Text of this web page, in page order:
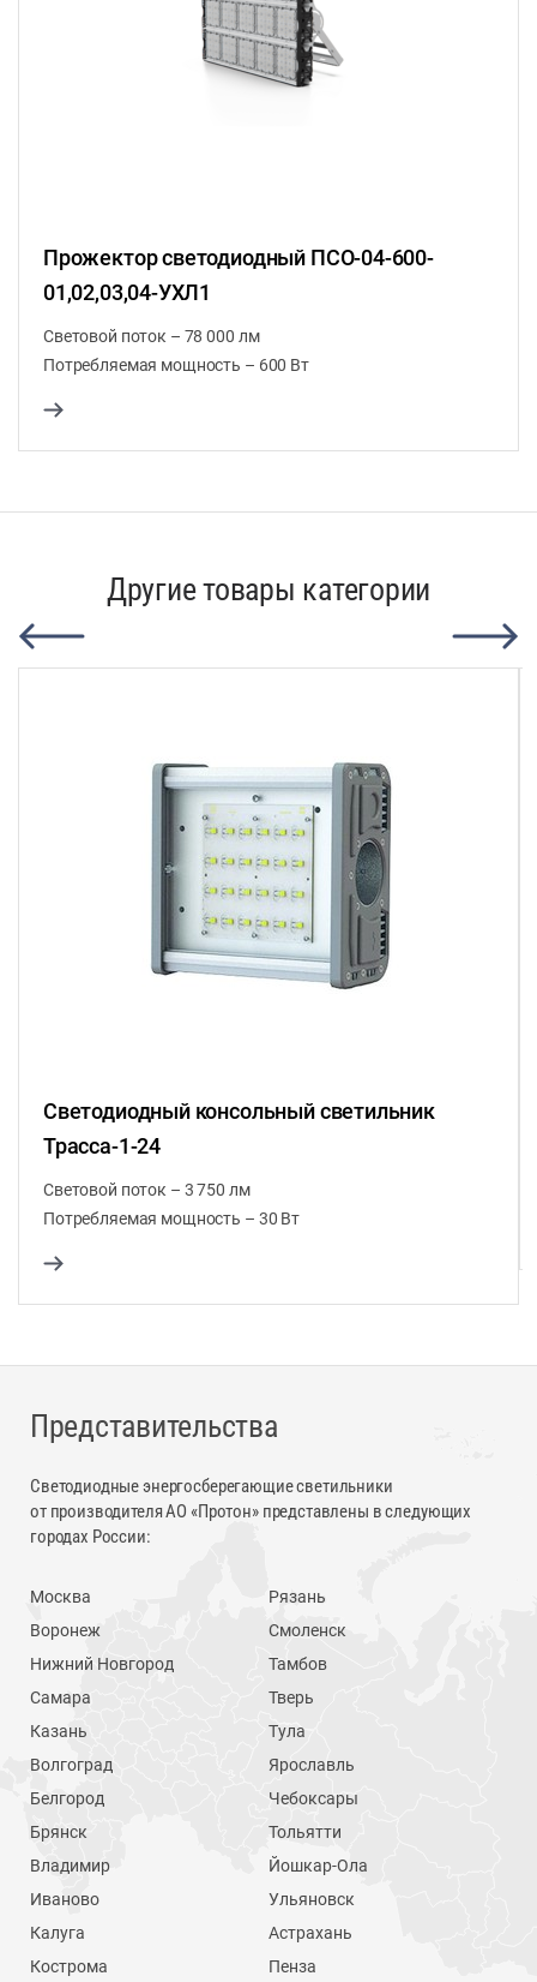
Прожектор светодиодный ПСО-04-600-
01,02,03,04-УХЛ1
Световой поток – 78 000 лм
Потребляемая мощность – 600 Вт
Другие товары категории
Светодиодный консольный светильник
Трасса-1-24
Световой поток – 3 750 лм
Потребляемая мощность – 30 Вт
Представительства
Светодиодные энергосберегающие светильники
от производителя АО «Протон» представлены в следующих
городах России:
Москва
Воронеж
Нижний Новгород
Самара
Казань
Волгоград
Белгород
Брянск
Владимир
Иваново
Калуга
Кострома
Рязань
Смоленск
Тамбов
Тверь
Тула
Ярославль
Чебоксары
Тольятти
Йошкар-Ола
Ульяновск
Астрахань
Пенза